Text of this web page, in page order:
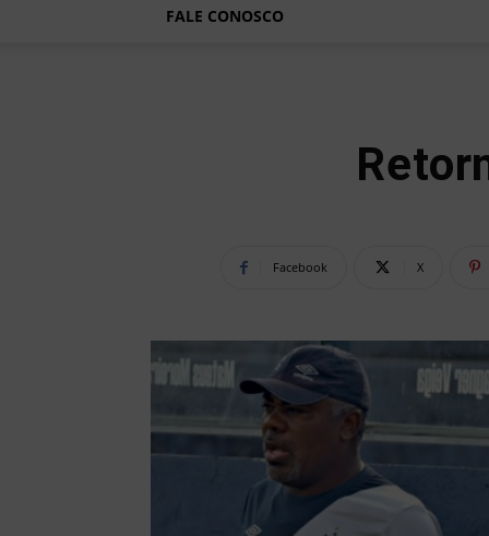
FALE CONOSCO
Facebook X